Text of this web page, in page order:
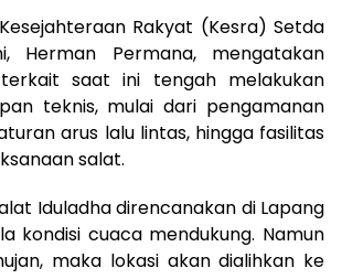
Rakyat (Kesra) Setda
Herman Permana, mengatakan
saat ini tengah melakukan
teknis, mulai dari pengamanan
arus lalu lintas, hingga fasilitas
salat.
Iduladha direncanakan di Lapang
kondisi cuaca mendukung. Namun
maka lokasi akan dialihkan ke